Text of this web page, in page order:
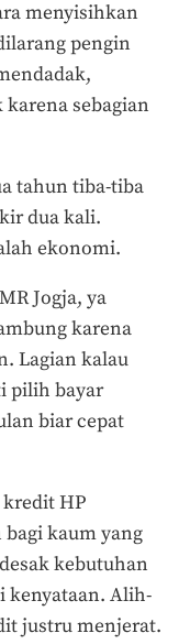
menyisihkan
pengin
sebagian
tahun tiba-tiba
dua kali.
ekonomi.
Jogja, ya
karena
Lagian kalau
pilih bayar
biar cepat
HP
kaum yang
kebutuhan
kenyataan. Alih-
justru menjerat.